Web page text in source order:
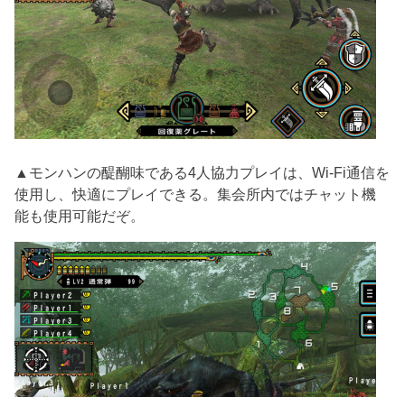
▲モンハンの醍醐味である4人協力プレイは、Wi-Fi通信を
使用し、快適にプレイできる。集会所内ではチャット機
能も使用可能だぞ。